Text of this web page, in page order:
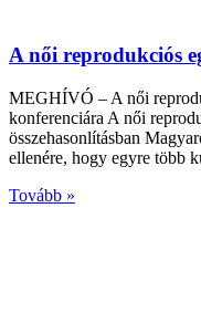
A női reprodukciós
MEGHÍVÓ – A női
konferenciára A női
összehasonlításban
ellenére, hogy egyre több
Tovább »